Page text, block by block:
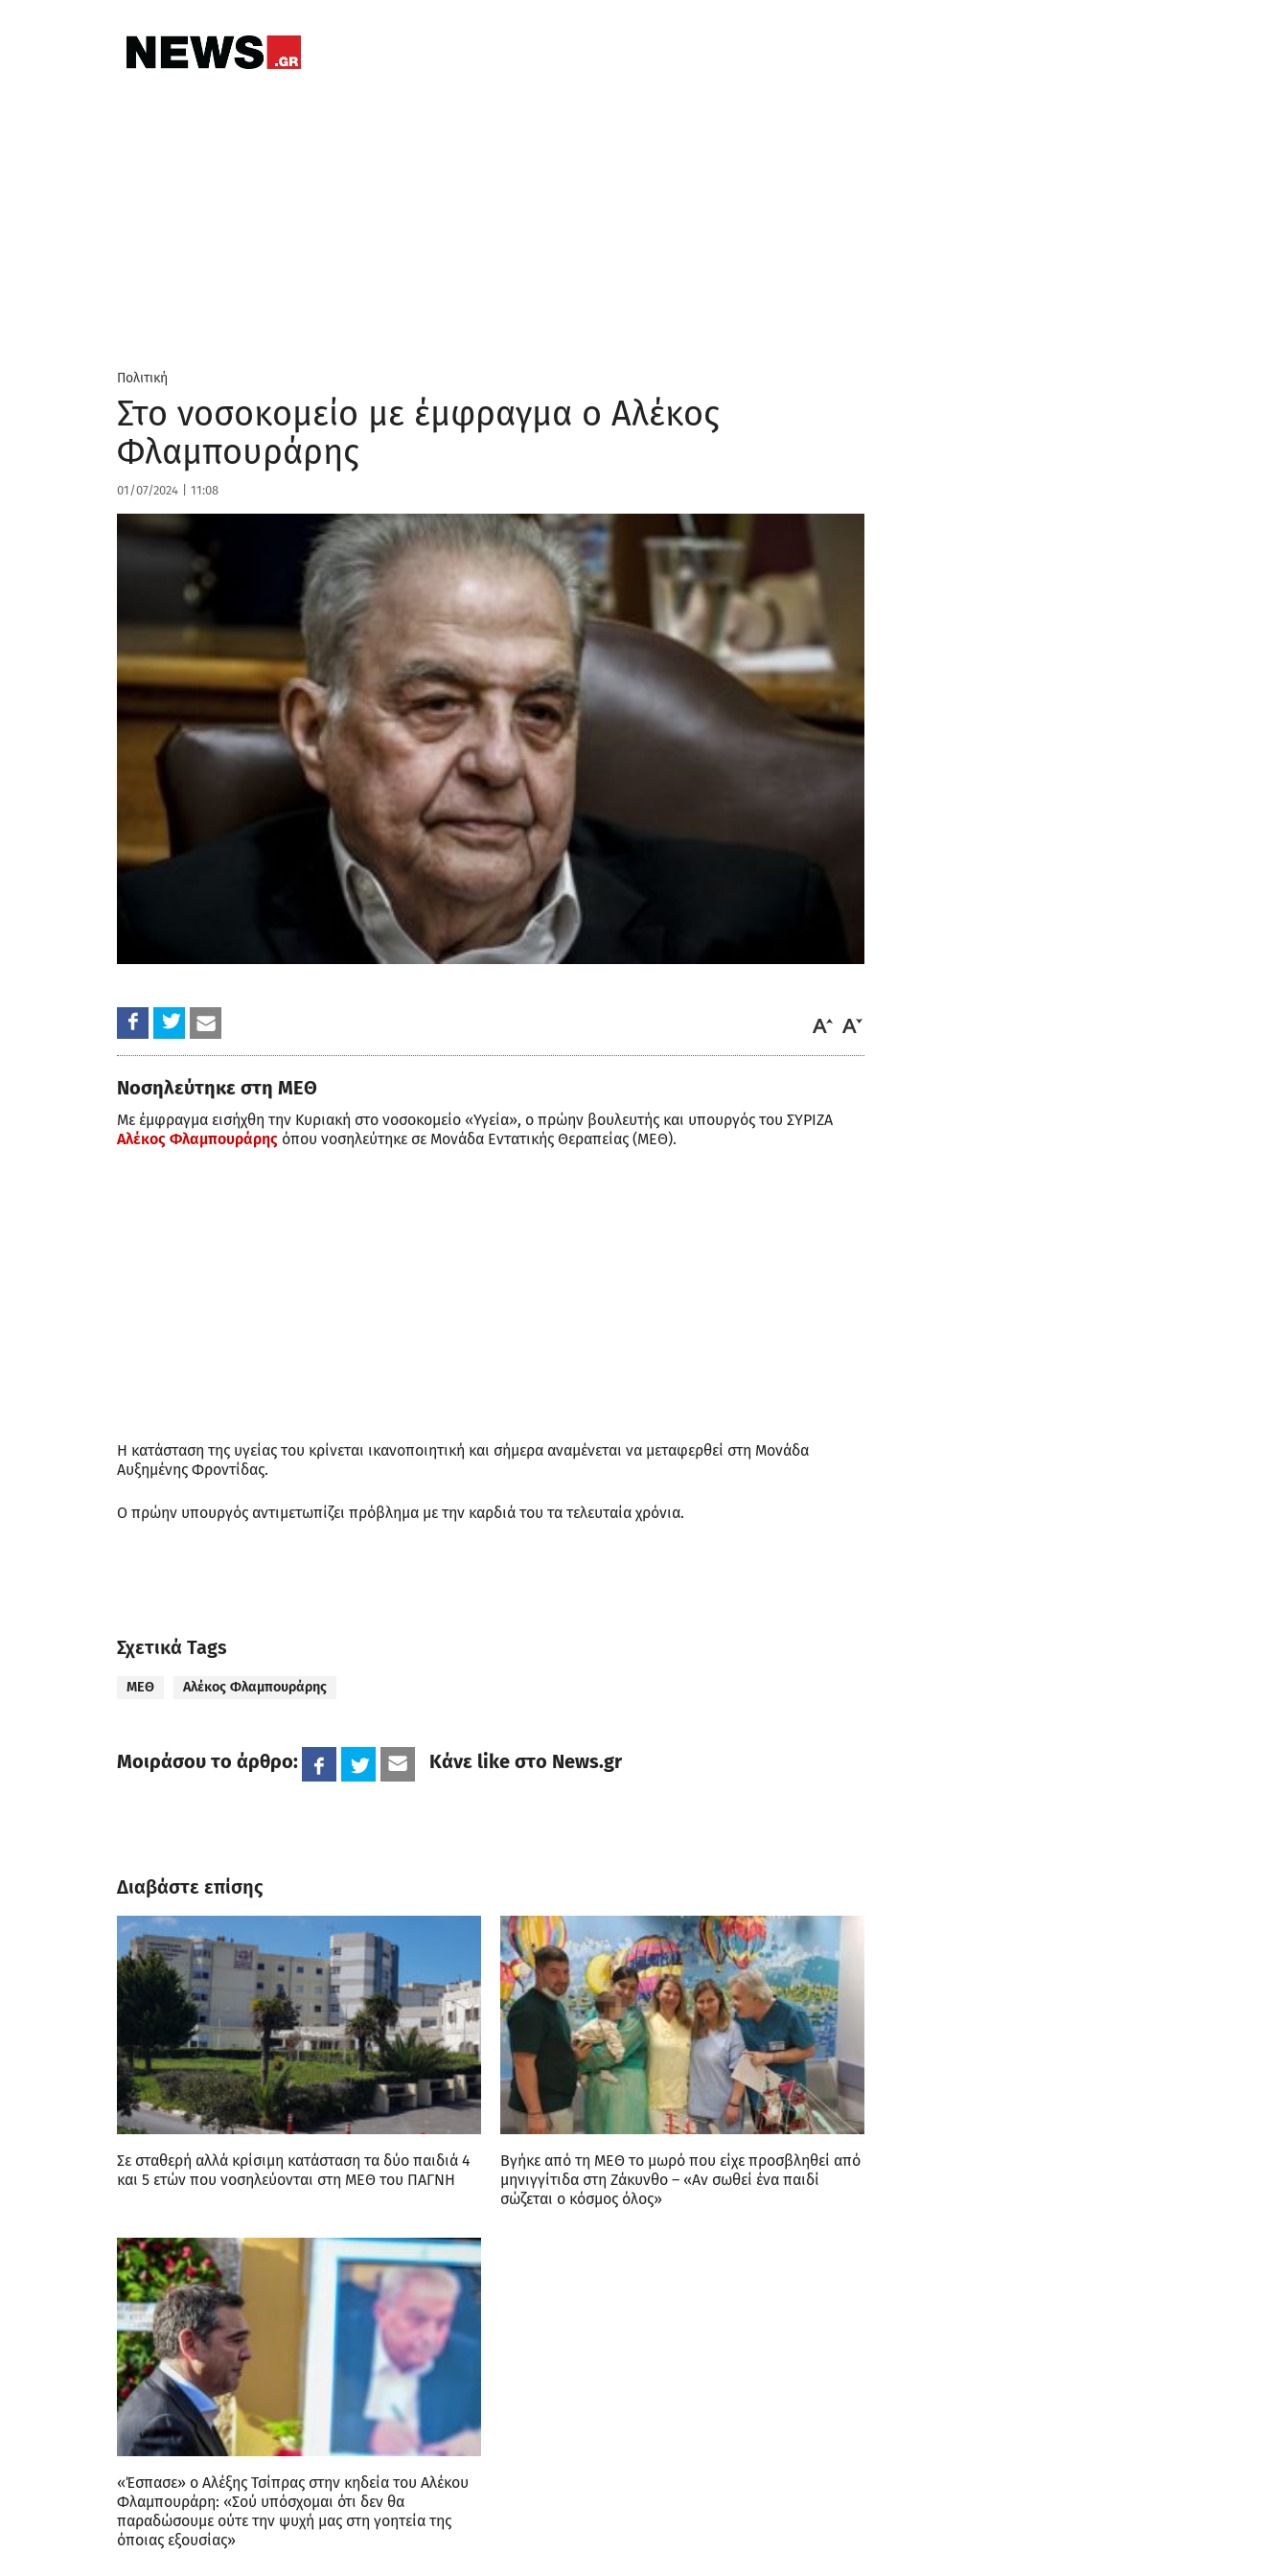
Πολιτική
Στο νοσοκομείο με έμφραγμα ο Αλέκος
Φλαμπουράρης
01/07/2024 11:08
Νοσηλεύτηκε στη ΜΕΘ
Με έμφραγμα εισήχθη την Κυριακή στο νοσοκομείο «Υγεία», ο πρώην βουλευτής και υπουργός του ΣΥΡΙΖΑ
Αλέκος Φλαμπουράρης όπου νοσηλεύτηκε σε Μονάδα Εντατικής Θεραπείας (ΜΕΘ).
Η κατάσταση της υγείας του κρίνεται ικανοποιητική και σήμερα αναμένεται να μεταφερθεί στη Μονάδα
Αυξημένης Φροντίδας.
Ο πρώην υπουργός αντιμετωπίζει πρόβλημα με την καρδιά του τα τελευταία χρόνια.
Σχετικά Tags
ΜΕΘ Αλέκος Φλαμπουράρης
Μοιράσου το άρθρο: Κάνε like στο News.gr
Διαβάστε επίσης
Σε σταθερή αλλά κρίσιμη κατάσταση τα δύο παιδιά 4
και 5 ετών που νοσηλεύονται στη ΜΕΘ του ΠΑΓΝΗ
Βγήκε από τη ΜΕΘ το μωρό που είχε προσβληθεί από
μηνιγγίτιδα στη Ζάκυνθο – «Αν σωθεί ένα παιδί
σώζεται ο κόσμος όλος»
«Έσπασε» ο Αλέξης Τσίπρας στην κηδεία του Αλέκου
Φλαμπουράρη: «Σού υπόσχομαι ότι δεν θα
παραδώσουμε ούτε την ψυχή μας στη γοητεία της
όποιας εξουσίας»